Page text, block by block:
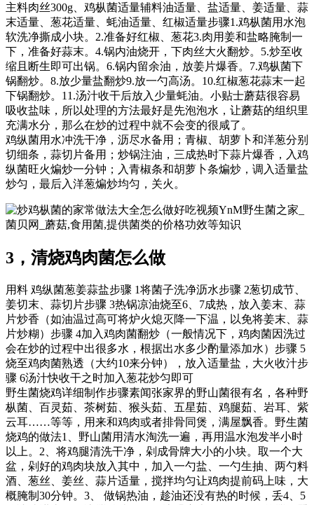
主料肉丝300g、鸡枞菌适量辅料油适量、盐适量、姜适量、蒜
末适量、葱花适量、蚝油适量、红椒适量步骤1.鸡枞菌用水泡
软洗净撕成小块。2.准备好红椒、葱花3.肉用姜和盐略腌制一
下，准备好蒜末。4.锅内油烧开，下肉丝大火翻炒。5.炒至收
缩且断生即可出锅。6.锅内留余油，放姜片爆香。7.鸡枞菌下
锅翻炒。8.放少量盐翻炒9.放一勺高汤。10.红椒葱花蒜末一起
下锅翻炒。11.汤汁收干后放入少量蚝油。小贴士蘑菇很容易
吸收盐味，所以处理的方法最好是先泡泡水，让蘑菇的组织里
充满水分，那么在炒的过程中就不会变的很咸了。
鸡纵菌用水冲洗干净，沥尽水备用；青椒、胡萝卜和洋葱分别
切细条，蒜切片备用；炒锅注油，三成热时下蒜片爆香，入鸡
纵菌旺火煸炒一分钟；入青椒条和胡萝卜条煸炒，调入适量盐
炒匀，最后入洋葱煸炒均匀，关火。
YnM野生菌之家_
菌贝网_蘑菇,食用菌,提供菌类的价格功效等知识
3，清烧鸡肉菌怎么做
用料 鸡纵菌葱姜蒜盐步骤 1将菌子洗净沥水步骤 2葱切成节、
姜切末、蒜切片步骤 3热锅凉油烧至6、7成热，放入姜末、蒜
片炒香（如油温过高可将炉火熄灭降一下温，以免将姜末、蒜
片炒糊）步骤 4加入鸡肉菌翻炒（一般情况下，鸡肉菌因洗过
会在炒的过程中出很多水，根据出水多少酌量添加水）步骤 5
烧至鸡肉菌熟透（大约10来分钟），放入适量盐，大火收汁步
骤 6汤汁快收干之时加入葱花炒匀即可
野生菌烧鸡详细制作步骤素闻张家界的野山菌很有名，各种野
枞菌、百灵茹、茶树茹、猴头茹、五星茹、鸡腿茹、岩耳、紫
云耳……等等，用来和鸡肉或者排骨同煲，满屋飘香。野生菌
烧鸡的做法1、野山菌用清水淘洗一遍，再用温水泡发半小时
以上。2、将鸡腿清洗干净，剁成骨牌大小的小块。取一个大
盆，剁好的鸡肉块放入其中，加入一勺盐、一勺生抽、两勺料
酒、葱丝、姜丝、蒜片适量，搅拌均匀让鸡肉提前码上味，大
概腌制30分钟。3、 做锅热油，趁油还没有热的时候，丢4、5